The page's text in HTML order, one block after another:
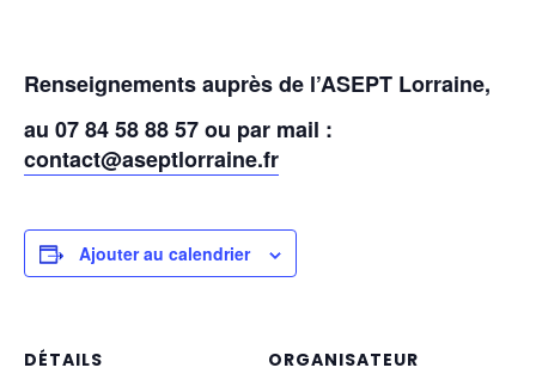
Renseignements auprès de l’ASEPT Lorraine,
au 07 84 58 88 57 ou par mail :
contact@aseptlorraine.fr
Ajouter au calendrier
DÉTAILS
ORGANISATEUR